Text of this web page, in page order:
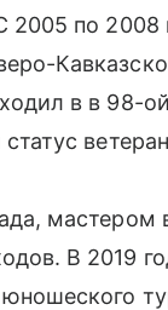
2005 по 2008
в в 98-
мастером
В 2019